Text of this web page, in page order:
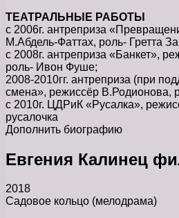
ТЕАТРАЛЬНЫЕ РАБОТЫ
с 2006г. антреприза
М.Абдель-Фаттах, роль- Гретта
с 2008г. антреприза «Банкет»,
роль- Ивон Фуше;
2008-2010гг. антреприза (при
смена», режиссёр В.Родионова,
с 2010г. ЦДРиК «Русалка»,
русалочка
Дополнить биографию
Евгения Калинец
2018
Садовое кольцо (мелодрама)